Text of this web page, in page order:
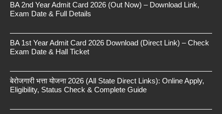
BA 2nd Year Admit Card 2026 (Out Now) – Download Link,
Exam Date & Full Details
BA 1st Year Admit Card 2026 Download (Direct Link) – Check
Exam Date & Hall Ticket
बेरोजगारी भत्ता योजना 2026 (All State Direct Links): Online Apply,
Eligibility, Status Check & Complete Guide